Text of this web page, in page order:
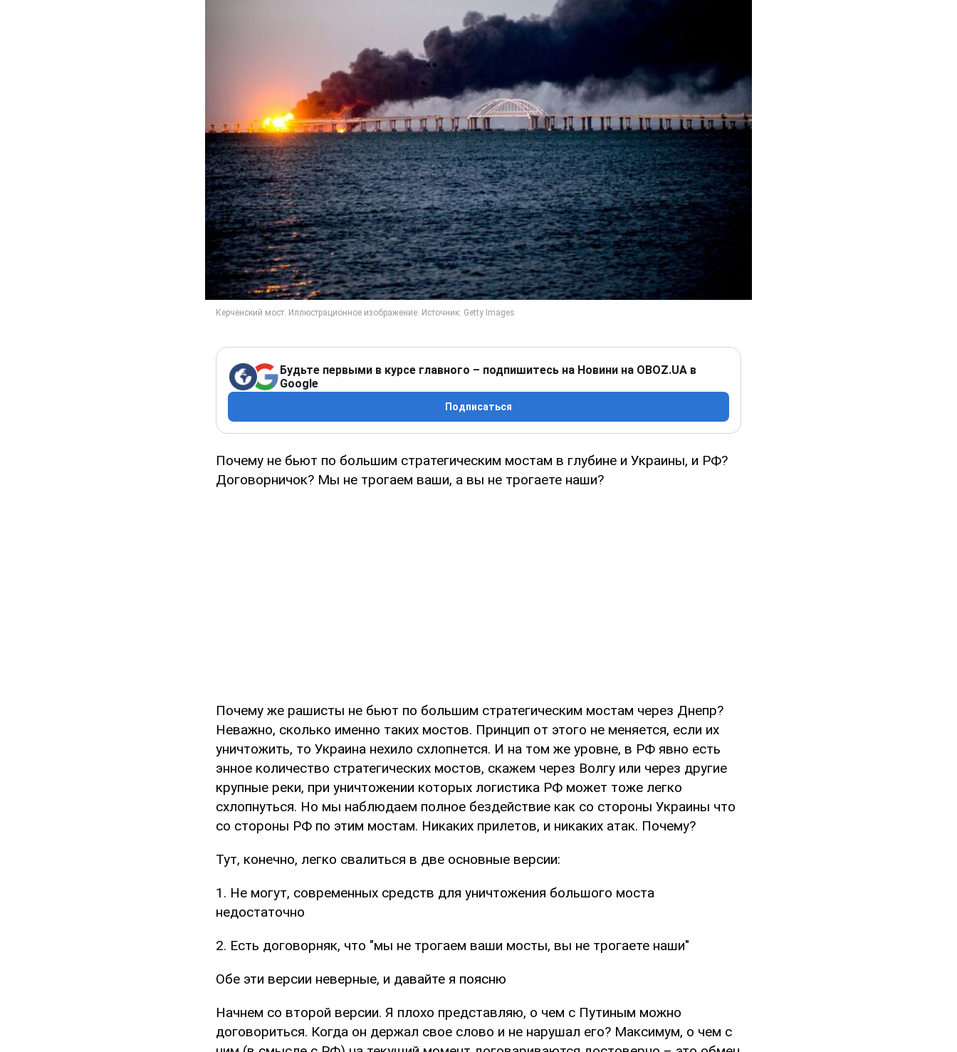
Будьте первыми в курсе главного – подпишитесь на Новини на OBOZ.UA в
Google
Подписаться
Почему не бьют по большим стратегическим мостам в глубине и Украины, и РФ?
Договорничок? Мы не трогаем ваши, а вы не трогаете наши?
Почему же рашисты не бьют по большим стратегическим мостам через Днепр?
Неважно, сколько именно таких мостов. Принцип от этого не меняется, если их
уничтожить, то Украина нехило схлопнется. И на том же уровне, в РФ явно есть
энное количество стратегических мостов, скажем через Волгу или через другие
крупные реки, при уничтожении которых логистика РФ может тоже легко
схлопнуться. Но мы наблюдаем полное бездействие как со стороны Украины что
со стороны РФ по этим мостам. Никаких прилетов, и никаких атак. Почему?
Тут, конечно, легко свалиться в две основные версии:
1. Не могут, современных средств для уничтожения большого моста
недостаточно
2. Есть договорняк, что "мы не трогаем ваши мосты, вы не трогаете наши"
Обе эти версии неверные, и давайте я поясню
Начнем со второй версии. Я плохо представляю, о чем с Путиным можно
договориться. Когда он держал свое слово и не нарушал его? Максимум, о чем с